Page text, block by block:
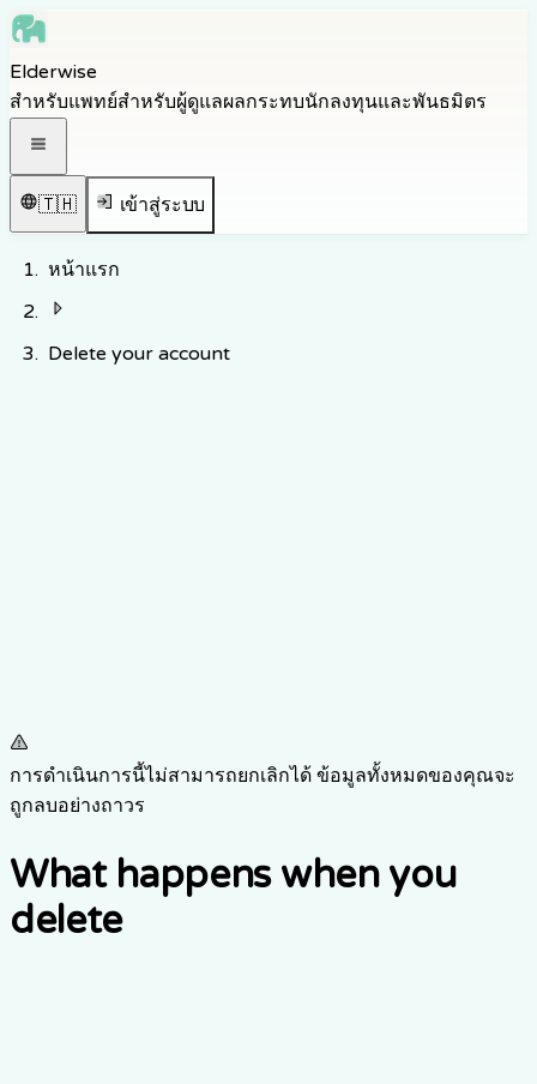
Skip to navigation
Skip to footer
Elderwise
สำหรับแพทย์สำหรับผู้ดูแลผลกระทบนักลงทุนและพันธมิตร
🇹🇭 เข้าสู่ระบบ
หน้าแรก
Delete your account
การดำเนินการนี้ไม่สามารถยกเลิกได้ ข้อมูลทั้งหมดของคุณจะ
ถูกลบอย่างถาวร
What happens when you
delete